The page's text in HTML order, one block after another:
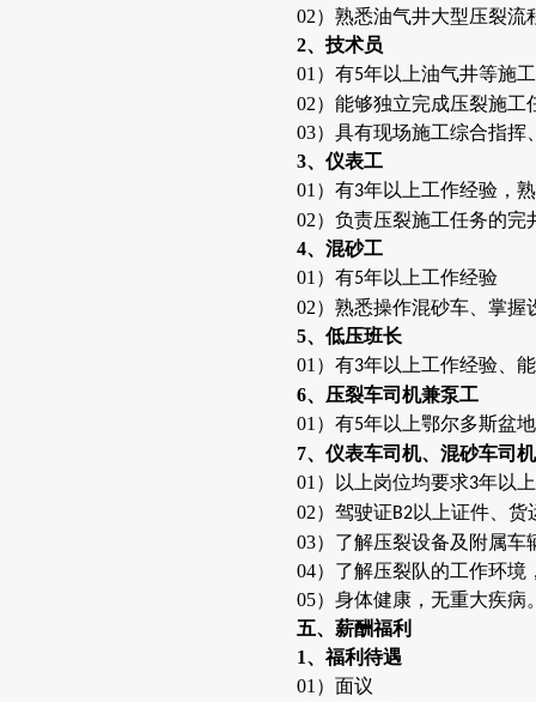
02）熟悉油气井大型压裂流
2、技术员
01）有5年以上油气井等施
02）能够独立完成压裂施
03）具有现场施工综合指挥
3、仪表工
01）有3年以上工作经验，
02）负责压裂施工任务的完
4、混砂工
01）有5年以上工作经验
02）熟悉操作混砂车、掌握
5、低压班长
01）有3年以上工作经验、
6、压裂车司机兼泵工
01）有5年以上鄂尔多斯盆
7、仪表车司机、混砂车司
01）以上岗位均要求3年以
02）驾驶证B2以上证件、货
03）了解压裂设备及附属车
04）了解压裂队的工作环境
05）身体健康，无重大疾病
五、薪酬福利
1、福利待遇
01）面议